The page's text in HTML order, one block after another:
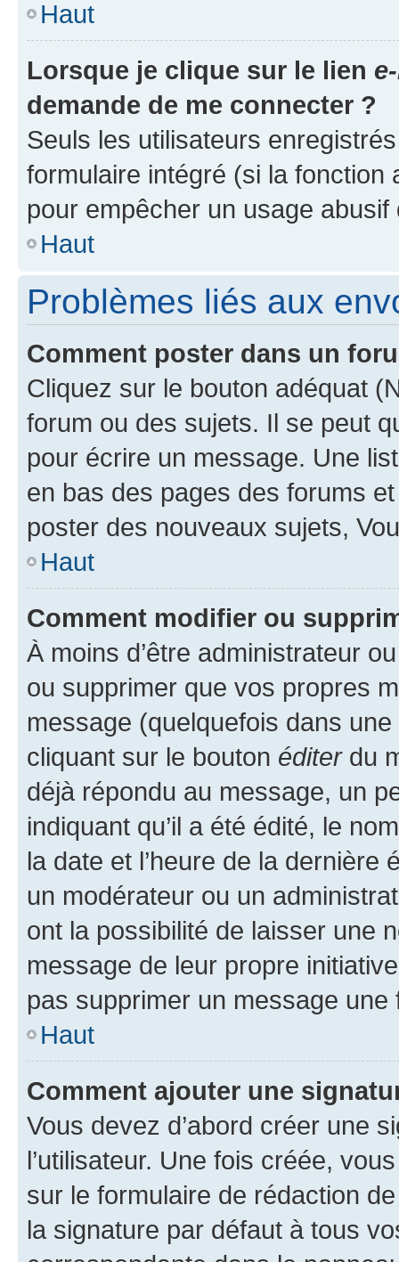
Haut
Lorsque je clique sur le lien
demande de me connecter ?
Seuls les utilisateurs
formulaire intégré (si la fonction
pour empêcher un usage
Haut
Problèmes liés aux
Comment poster dans un
Cliquez sur le bouton adéquat
forum ou des sujets. Il se peut
pour écrire un message. Une
en bas des pages des forums
poster des nouveaux sujets,
Haut
Comment modifier ou
À moins d’être administrateur
ou supprimer que vos propres
message (quelquefois dans
cliquant sur le bouton éditerdu
déjà répondu au message, un
indiquant qu’il a été édité, le
la date et l’heure de la dernière
un modérateur ou un
ont la possibilité de laisser une
message de leur propre
pas supprimer un message une
Haut
Comment ajouter une
Vous devez d’abord créer une
l’utilisateur. Une fois créée,
sur le formulaire de rédaction
la signature par défaut à tous